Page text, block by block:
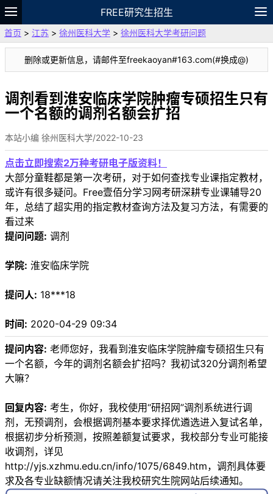
FREE研究生招生
题库
故事 专题 APP 笔记
论坛
VIP
资料
首页 > 江苏 > 徐州医科大学 > 徐州医科大学考研问题
删除或更新信息，请邮件至freekaoyan#163.com(#换成@)
调剂看到淮安临床学院肿瘤专硕招生只有
一个名额的调剂名额会扩招
本站小编 徐州医科大学/2022-10-23
点击立即搜索2万种考研电子版资料！
大部分童鞋都是第一次考研，对于如何查找专业课指定教材，
或许有很多疑问。Free壹佰分学习网考研深耕专业课辅导20
年，总结了超实用的指定教材查询方法及复习方法，有需要的
看过来
提问问题: 调剂
学院: 淮安临床学院
提问人: 18***18
时间: 2020-04-29 09:34
提问内容: 老师您好，我看到淮安临床学院肿瘤专硕招生只有
一个名额，今年的调剂名额会扩招吗？我初试320分调剂希望
大嘛？
回复内容: 考生，你好，我校使用“研招网”调剂系统进行调
剂，无预调剂，会根据调剂基本要求择优遴选进入复试名单，
根据初步分析预测，按照差额复试要求，我校部分专业可能接
收调剂，详见
http://yjs.xzhmu.edu.cn/info/1075/6849.htm，调剂具体要
求及各专业缺额情况请关注我校研究生院网站后续通知。